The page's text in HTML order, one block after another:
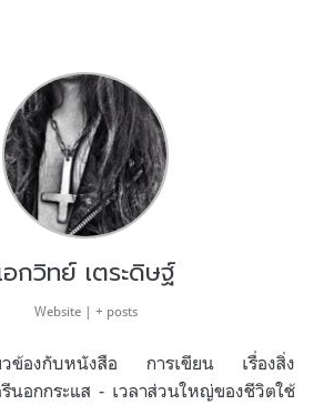
อกวิทย์ เตระดิษฐ์
Website | + posts
ยวข้องกับหนังสือ การเขียน เรื่องสิ่ง
นอกกระแส - เวลาส่วนใหญ่ของชีวิตใช้